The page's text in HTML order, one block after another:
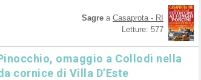
Sagre a Casaprota - RI
Letture: 577
omaggio a Collodi nella
cornice di Villa D’Este